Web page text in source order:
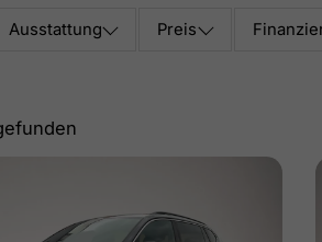
Ausstattung Preis